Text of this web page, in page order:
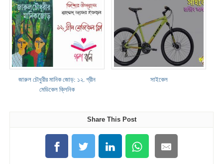
জারুল চৌধুরীর মানিক জোড়: ১২. গ্রীন
মেডিকেল ক্লিনিক
সাইকেল
Share This Post